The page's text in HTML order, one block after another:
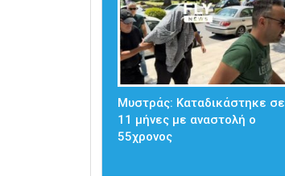
Μυστράς: Καταδικάστηκε σε
11 μήνες με αναστολή ο
55χρονος